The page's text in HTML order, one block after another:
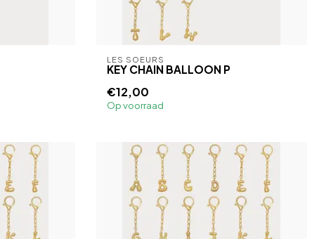
LES SOEURS
KEY CHAIN BALLOON P
€12,00
Op voorraad